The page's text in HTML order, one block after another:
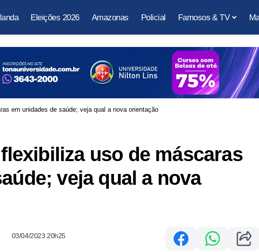
Eleições 2026 Amazonas Policial Famosos & TV
em unidades de saúde; veja qual a nova orientação
uso de máscaras
veja qual a nova
03/04/2023 20h25